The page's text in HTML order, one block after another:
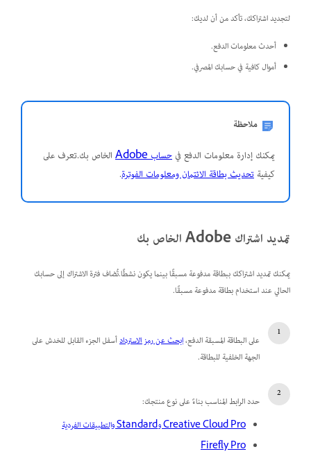
لتجديد اشتراكك، تأكد من أن لديك:
أحدث معلومات الدفع.
أموال كافية في حسابك المصرفي.
ملاحظة
يمكنك إدارة معلومات الدفع فيحساب Adobe
الخاص بك.تعرف على
كيفيةتحديث بطاقة الائتمان ومعلومات الفوترة.
تمديد اشتراك Adobe الخاص بك
يمكنك تمديد اشتراكك ببطاقة مدفوعة مسبقًا بينما يكون نشطًا.تُضاف فترة الاشتراك إلى حسابك
الحالي عند استخدام بطاقة مدفوعة مسبقًا.
على البطاقة المسبقة الدفع،ابحث عن رمز الاستردادأسفل الجزء القابل للخدش على
الجهة الخلفية للبطاقة.
حدد الرابط المناسب بناءً على نوع منتجك:
Creative Cloud Pro وStandard والتطبيقات الفردية
Firefly Pro